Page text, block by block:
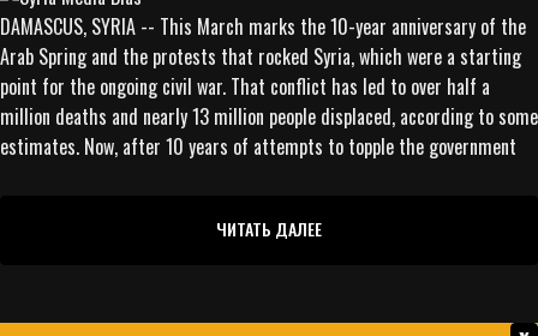
DAMASCUS, SYRIA -- This March marks the 10-year anniversary of the
Arab Spring and the protests that rocked Syria, which were a starting
point for the ongoing civil war. That conflict has led to over half a
million deaths and nearly 13 million people displaced, according to some
estimates. Now, after 10 years of attempts to topple the government
ЧИТАТЬ ДАЛЕЕ